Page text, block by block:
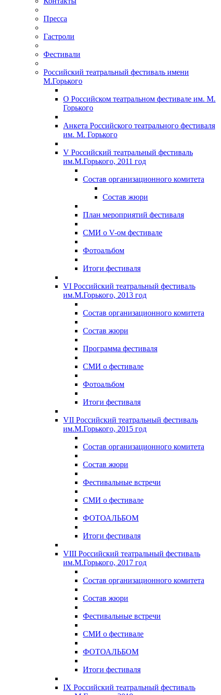
Пресса
Гастроли
Фестивали
Российский театральный фестиваль имени
М.Горького
О Российском театральном фестивале им. М.
Горького
Анкета Российского театрального фестиваля
им. М. Горького
V Российский театральный фестиваль
им.М.Горького, 2011 год
Состав организационного комитета
Состав жюри
План мероприятий фестиваля
СМИ о V-ом фестивале
Фотоальбом
Итоги фестиваля
VI Российский театральный фестиваль
им.М.Горького, 2013 год
Состав организационного комитета
Состав жюри
Программа фестиваля
СМИ о фестивале
Фотоальбом
Итоги фестиваля
VII Российский театральный фестиваль
им.М.Горького, 2015 год
Состав организационного комитета
Состав жюри
Фестивальные встречи
СМИ о фестивале
ФОТОАЛЬБОМ
Итоги фестиваля
VIII Российский театральный фестиваль
им.М.Горького, 2017 год
Состав организационного комитета
Состав жюри
Фестивальные встречи
СМИ о фестивале
ФОТОАЛЬБОМ
Итоги фестиваля
IX Российский театральный фестиваль